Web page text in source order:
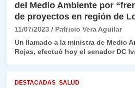
del Medio Ambiente por
de proyectos en región de
11/07/2023
Patricio Vera Aguilar
Un llamado a la ministra de Medio
Rojas, efectuó hoy el senador DC
DESTACADAS SALUD